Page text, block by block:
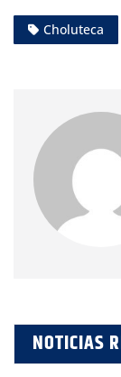
Choluteca
NOTICIAS